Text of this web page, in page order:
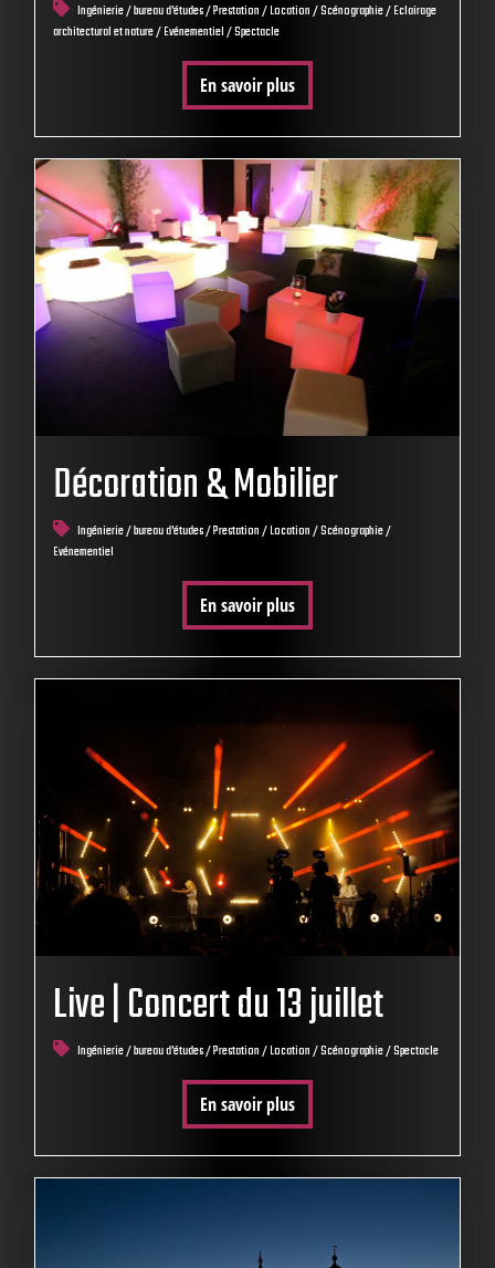
Ingénierie / bureau d'études / Prestation / Location / Scénographie / Eclairage
architectural et nature / Evénementiel / Spectacle
En savoir plus
Décoration & Mobilier
Ingénierie / bureau d'études / Prestation / Location / Scénographie /
Evénementiel
En savoir plus
Live | Concert du 13 juillet
Ingénierie / bureau d'études / Prestation / Location / Scénographie / Spectacle
En savoir plus